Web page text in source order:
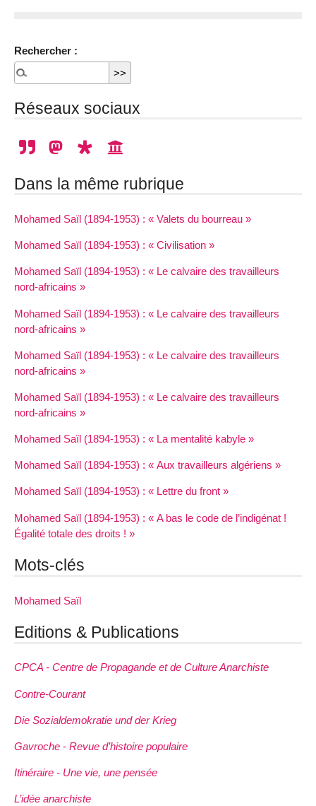
Rechercher :
Réseaux sociaux
Dans la même rubrique
Mohamed Saïl (1894-1953) : « Valets du bourreau »
Mohamed Saïl (1894-1953) : « Civilisation »
Mohamed Saïl (1894-1953) : « Le calvaire des travailleurs
nord-africains »
Mohamed Saïl (1894-1953) : « Le calvaire des travailleurs
nord-africains »
Mohamed Saïl (1894-1953) : « Le calvaire des travailleurs
nord-africains »
Mohamed Saïl (1894-1953) : « Le calvaire des travailleurs
nord-africains »
Mohamed Saïl (1894-1953) : « La mentalité kabyle »
Mohamed Saïl (1894-1953) : « Aux travailleurs algériens »
Mohamed Saïl (1894-1953) : « Lettre du front »
Mohamed Saïl (1894-1953) : « A bas le code de l’indigénat !
Égalité totale des droits ! »
Mots-clés
Mohamed Saïl
Editions & Publications
CPCA - Centre de Propagande et de Culture Anarchiste
Contre-Courant
Die Sozialdemokratie und der Krieg
Gavroche - Revue d’histoire populaire
Itinéraire - Une vie, une pensée
L’idée anarchiste